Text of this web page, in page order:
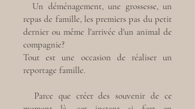
Un déménagement, une grossesse, un
repas de famille, les premiers pas du petit
dernier ou même l'arrivée d'un animal de
compagnie?
Tout est une occasion de réaliser un
reportage famille.
Parce que créer des souvenir de ce